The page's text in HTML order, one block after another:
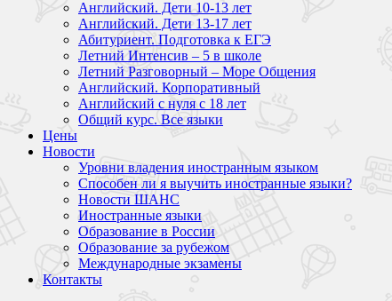
Английский. Дети 10-13 лет
Английский. Дети 13-17 лет
Абитуриент. Подготовка к ЕГЭ
Летний Интенсив – 5 в школе
Летний Разговорный – Море Общения
Английский. Корпоративный
Английский с нуля с 18 лет
Общий курс. Все языки
Цены
Новости
Уровни владения иностранным языком
Способен ли я выучить иностранные языки?
Новости ШАНС
Иностранные языки
Образование в России
Образование за рубежом
Международные экзамены
Контакты